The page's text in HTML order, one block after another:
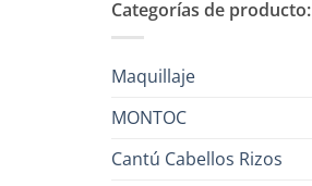
Categorías de producto:
Maquillaje
MONTOC
Cantú Cabellos Rizos